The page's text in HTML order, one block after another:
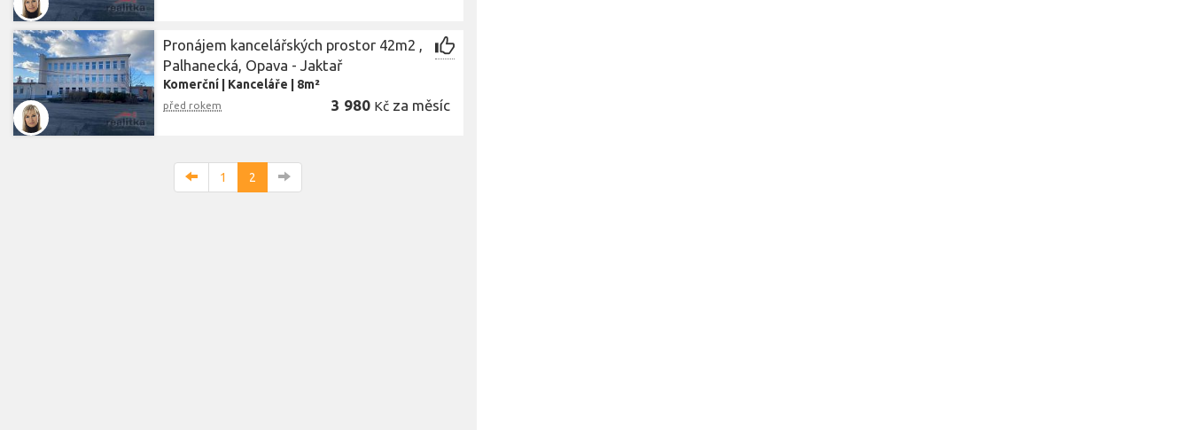
Pronájem kancelářských prostor 42m2 ,
Palhanecká, Opava - Jaktař
Komerční Kanceláře 8m²
před rokem 3 980 Kč za měsíc
1 2